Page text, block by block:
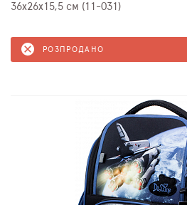
36х26х15,5 см (11-031)
РОЗПРОДАНО